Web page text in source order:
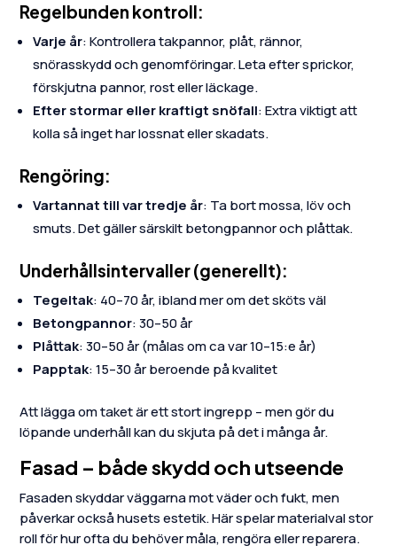
Regelbunden kontroll:
Varje år: Kontrollera takpannor, plåt, rännor,
snörasskydd och genomföringar. Leta efter sprickor,
förskjutna pannor, rost eller läckage.
Efter stormar eller kraftigt snöfall: Extra viktigt att
kolla så inget har lossnat eller skadats.
Rengöring:
Vartannat till var tredje år: Ta bort mossa, löv och
smuts. Det gäller särskilt betongpannor och plåttak.
Underhållsintervaller (generellt):
Tegeltak: 40–70 år, ibland mer om det sköts väl
Betongpannor: 30–50 år
Plåttak: 30–50 år (målas om ca var 10–15:e år)
Papptak: 15–30 år beroende på kvalitet
Att lägga om taket är ett stort ingrepp – men gör du
löpande underhåll kan du skjuta på det i många år.
Fasad – både skydd och utseende
Fasaden skyddar väggarna mot väder och fukt, men
påverkar också husets estetik. Här spelar materialval stor
roll för hur ofta du behöver måla, rengöra eller reparera.